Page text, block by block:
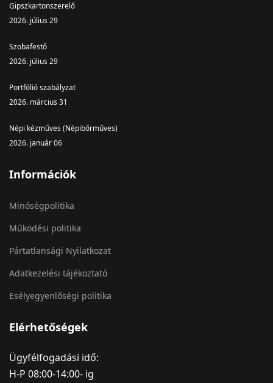
Gipszkartonszerelő
2026. július 29
Szobafestő
2026. július 29
Portfólió szabályzat
2026. március 31
Népi kézműves (Népibőrműves)
2026. január 06
Információk
Minőségpolitika
Működési politika
Pártatlansági Nyilatkozat
Adatkezelési tájékoztató
Esélyegyenlőségi politika
Elérhetőségek
Ügyfélfogadási idő:
H-P 08:00-14:00- ig